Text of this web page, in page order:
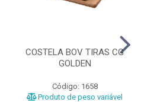
COSTELA BOV TIRAS CG
GOLDEN
Código: 1658
Produto de peso variável